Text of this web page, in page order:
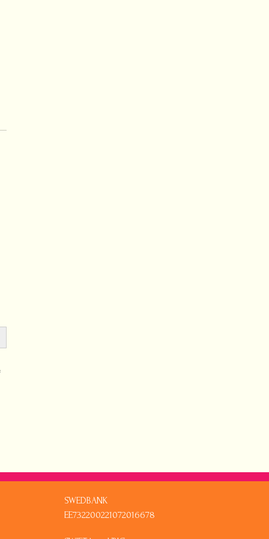
SWEDBANK
EE732200221072016678